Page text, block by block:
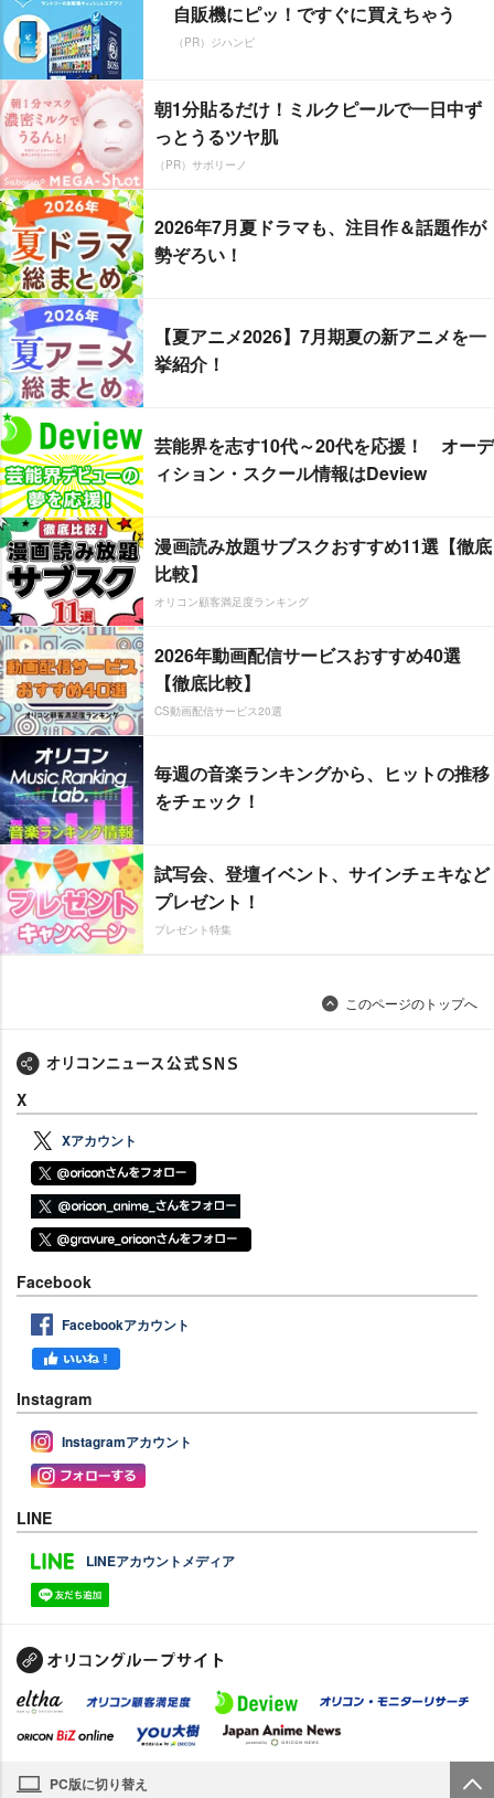
自販機にピッ！ですぐに買えちゃう
（PR）ジハンピ
朝1分貼るだけ！ミルクピールで一日中ず
っとうるツヤ肌
（PR）サボリーノ
2026年7月夏ドラマも、注目作＆話題作が
勢ぞろい！
【夏アニメ2026】7月期夏の新アニメを一
挙紹介！
芸能界を志す10代～20代を応援！ オーデ
ィション・スクール情報はDeview
漫画読み放題サブスクおすすめ11選【徹底
比較】
オリコン顧客満足度ランキング
2026年動画配信サービスおすすめ40選
【徹底比較】
CS動画配信サービス20選
毎週の音楽ランキングから、ヒットの推移
をチェック！
試写会、登壇イベント、サインチェキなど
プレゼント！
プレゼント特集
このページのトップへ
X
Xアカウント
Facebook
Facebookアカウント
Instagram
Instagramアカウント
LINE
LINEアカウントメディア
PC版に切り替え